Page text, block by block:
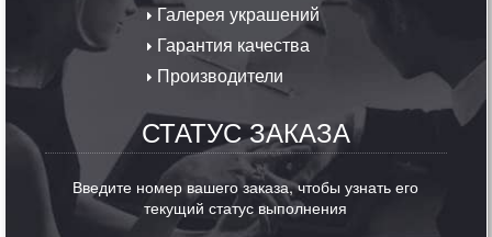
Галерея украшений
Гарантия качества
Производители
СТАТУС ЗАКАЗА
Введите номер вашего заказа, чтобы узнать его
текущий статус выполнения